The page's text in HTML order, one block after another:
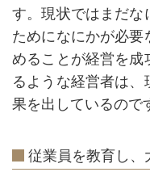
す。現状ではまだな
ためになにかが必
めることが経営を成
るような経営者は
果を出しているので
従業員を教育し、